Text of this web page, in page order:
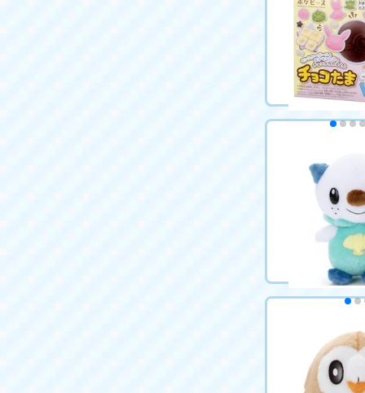
ピカチュウとゆ
2,420円（税込）
カート
2,420円（税込）
カートに入れる
ポケモン キミ
モンゲットぬ
2,420円（税込）